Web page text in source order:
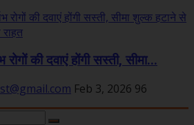
की दवाएं होंगी सस्ती, सीमा...
Feb 3, 2026 96